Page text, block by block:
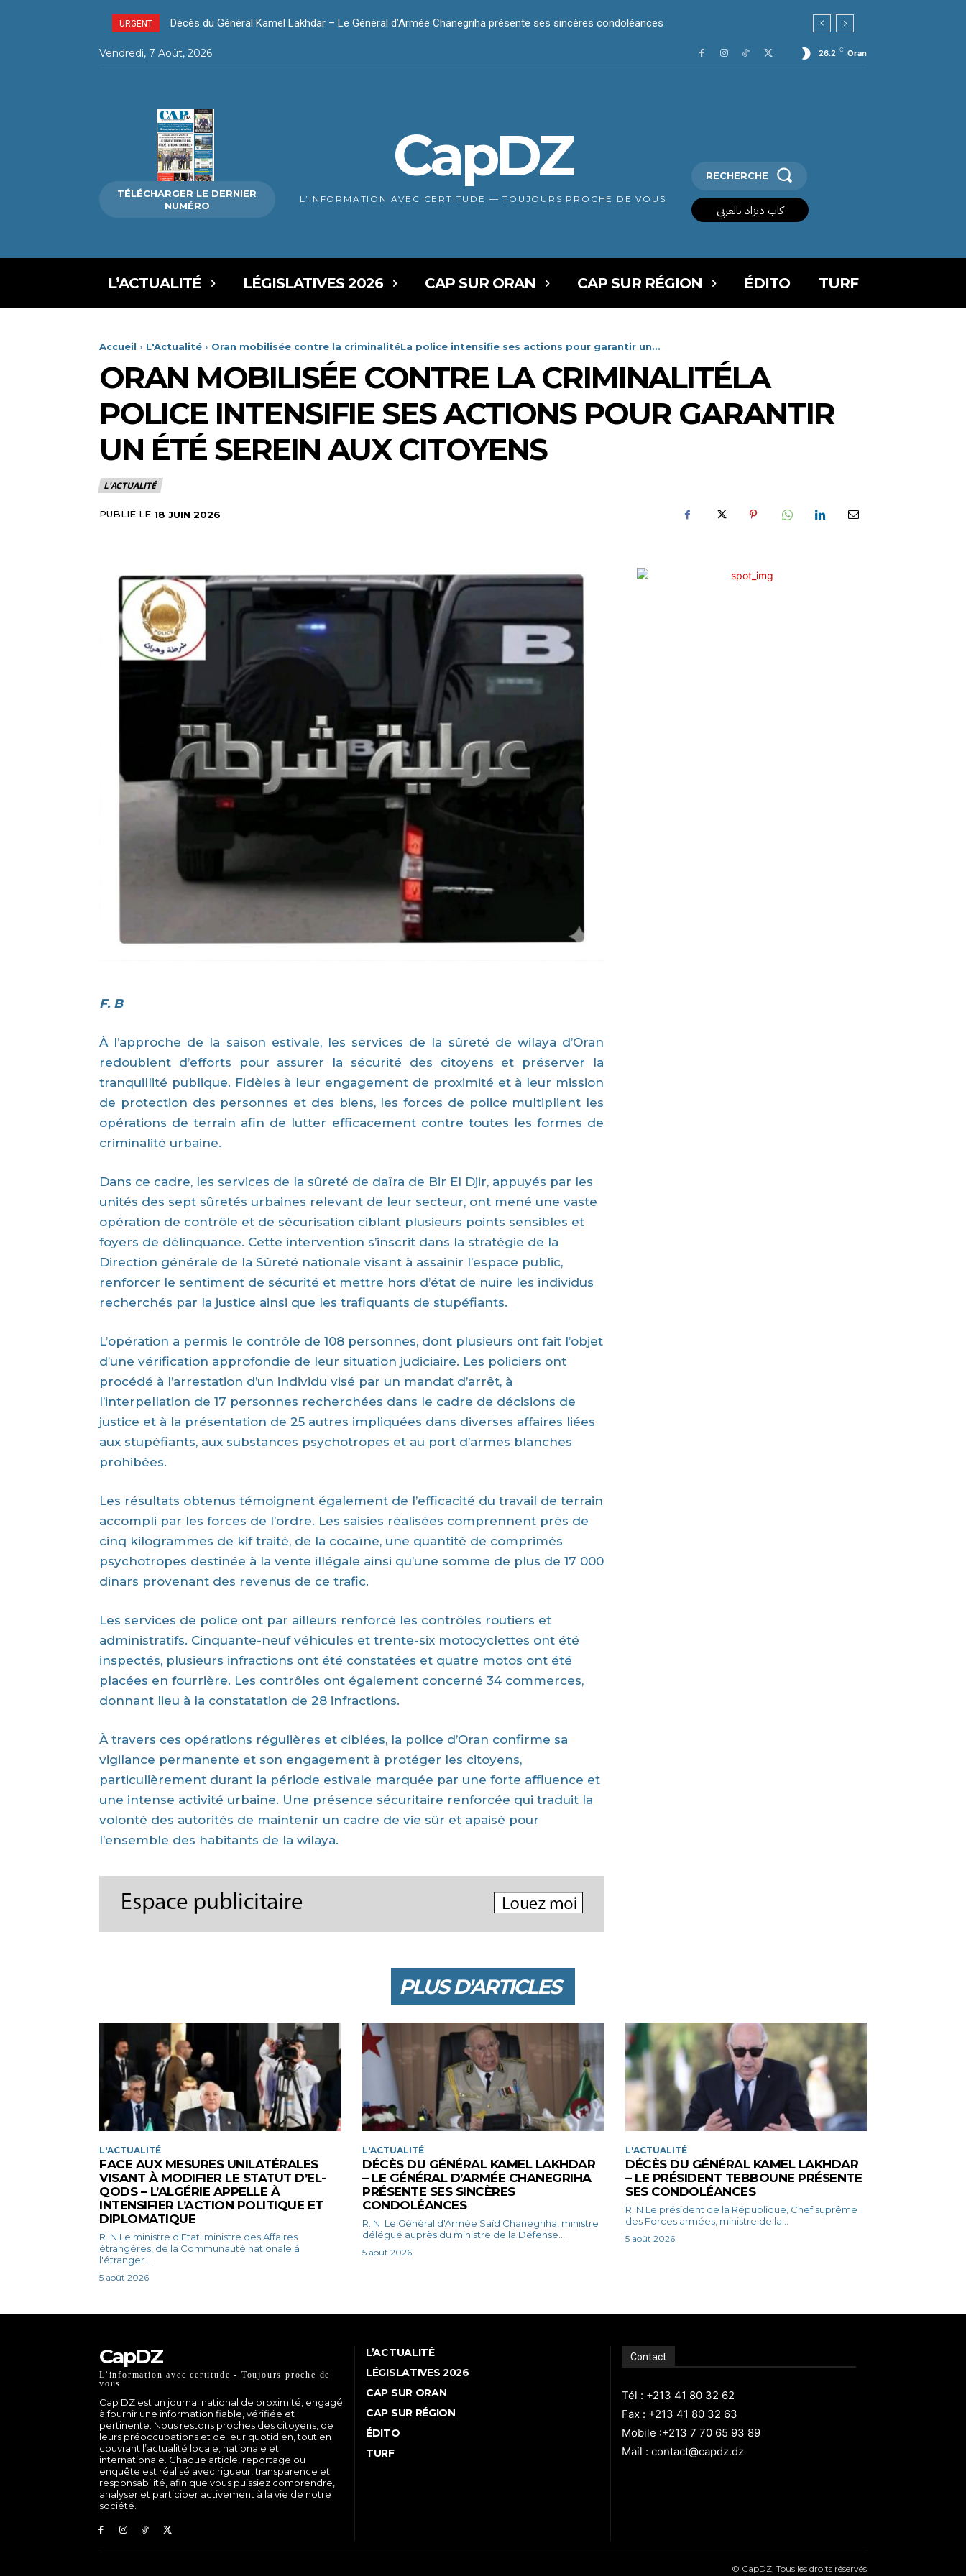
URGENT Décès du Général Kamel Lakhdar – Le Général d’Armée Chanegriha présente ses sincères condoléances
Décès du Général Kamel Lakhdar – Le président Tebboune présente ses condoléances
Vendredi, 7 Août, 2026 26.2 C Oran
TÉLÉCHARGER LE DERNIER
NUMÉRO
CapDZ
L’INFORMATION AVEC CERTITUDE — TOUJOURS PROCHE DE VOUS
RECHERCHE
كاب ديزاد بالعربي
L’ACTUALITÉ LÉGISLATIVES 2026 CAP SUR ORAN CAP SUR RÉGION ÉDITO TURF
Accueil L'Actualité Oran mobilisée contre la criminalitéLa police intensifie ses actions pour garantir un...
ORAN MOBILISÉE CONTRE LA CRIMINALITÉLA
POLICE INTENSIFIE SES ACTIONS POUR GARANTIR
UN ÉTÉ SEREIN AUX CITOYENS
L'ACTUALITÉ
PUBLIÉ LE 18 JUIN 2026
F. B
À l’approche de la saison estivale, les services de la sûreté de wilaya d’Oran
redoublent d’efforts pour assurer la sécurité des citoyens et préserver la
tranquillité publique. Fidèles à leur engagement de proximité et à leur mission
de protection des personnes et des biens, les forces de police multiplient les
opérations de terrain afin de lutter efficacement contre toutes les formes de
criminalité urbaine.
Dans ce cadre, les services de la sûreté de daïra de Bir El Djir, appuyés par les
unités des sept sûretés urbaines relevant de leur secteur, ont mené une vaste
opération de contrôle et de sécurisation ciblant plusieurs points sensibles et
foyers de délinquance. Cette intervention s’inscrit dans la stratégie de la
Direction générale de la Sûreté nationale visant à assainir l’espace public,
renforcer le sentiment de sécurité et mettre hors d’état de nuire les individus
recherchés par la justice ainsi que les trafiquants de stupéfiants.
L’opération a permis le contrôle de 108 personnes, dont plusieurs ont fait l’objet
d’une vérification approfondie de leur situation judiciaire. Les policiers ont
procédé à l’arrestation d’un individu visé par un mandat d’arrêt, à
l’interpellation de 17 personnes recherchées dans le cadre de décisions de
justice et à la présentation de 25 autres impliquées dans diverses affaires liées
aux stupéfiants, aux substances psychotropes et au port d’armes blanches
prohibées.
Les résultats obtenus témoignent également de l’efficacité du travail de terrain
accompli par les forces de l’ordre. Les saisies réalisées comprennent près de
cinq kilogrammes de kif traité, de la cocaïne, une quantité de comprimés
psychotropes destinée à la vente illégale ainsi qu’une somme de plus de 17 000
dinars provenant des revenus de ce trafic.
Les services de police ont par ailleurs renforcé les contrôles routiers et
administratifs. Cinquante-neuf véhicules et trente-six motocyclettes ont été
inspectés, plusieurs infractions ont été constatées et quatre motos ont été
placées en fourrière. Les contrôles ont également concerné 34 commerces,
donnant lieu à la constatation de 28 infractions.
À travers ces opérations régulières et ciblées, la police d’Oran confirme sa
vigilance permanente et son engagement à protéger les citoyens,
particulièrement durant la période estivale marquée par une forte affluence et
une intense activité urbaine. Une présence sécuritaire renforcée qui traduit la
volonté des autorités de maintenir un cadre de vie sûr et apaisé pour
l’ensemble des habitants de la wilaya.
PLUS D'ARTICLES
L'ACTUALITÉ
FACE AUX MESURES UNILATÉRALES
VISANT À MODIFIER LE STATUT D’EL-
QODS – L’ALGÉRIE APPELLE À
INTENSIFIER L’ACTION POLITIQUE ET
DIPLOMATIQUE
R. N Le ministre d'Etat, ministre des Affaires
étrangères, de la Communauté nationale à
l'étranger...
5 août 2026
L'ACTUALITÉ
DÉCÈS DU GÉNÉRAL KAMEL LAKHDAR
– LE GÉNÉRAL D’ARMÉE CHANEGRIHA
PRÉSENTE SES SINCÈRES
CONDOLÉANCES
R. N Le Général d'Armée Saïd Chanegriha, ministre
délégué auprès du ministre de la Défense...
5 août 2026
L'ACTUALITÉ
DÉCÈS DU GÉNÉRAL KAMEL LAKHDAR
– LE PRÉSIDENT TEBBOUNE PRÉSENTE
SES CONDOLÉANCES
R. N Le président de la République, Chef suprême
des Forces armées, ministre de la...
5 août 2026
CapDZ
L’information avec certitude - Toujours proche de
vous
Cap DZ est un journal national de proximité, engagé
à fournir une information fiable, vérifiée et
pertinente. Nous restons proches des citoyens, de
leurs préoccupations et de leur quotidien, tout en
couvrant l’actualité locale, nationale et
internationale. Chaque article, reportage ou
enquête est réalisé avec rigueur, transparence et
responsabilité, afin que vous puissiez comprendre,
analyser et participer activement à la vie de notre
société.
L’ACTUALITÉ
LÉGISLATIVES 2026
CAP SUR ORAN
CAP SUR RÉGION
ÉDITO
TURF
Contact
Tél : +213 41 80 32 62
Fax : +213 41 80 32 63
Mobile :+213 7 70 65 93 89
Mail : contact@capdz.dz
© CapDZ, Tous les droits réservés